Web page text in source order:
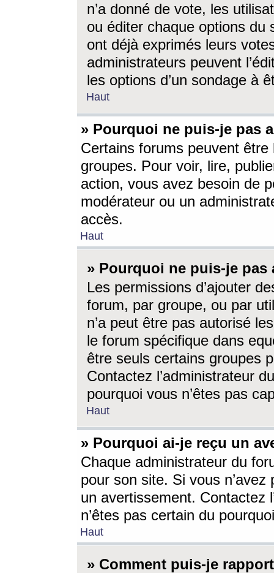
n’a donné de vote, les
ou éditer chaque options du
ont déjà exprimés leurs
administrateurs peuvent
les options d’un sondage à
Haut
» Pourquoi ne puis-je pas
Certains forums peuvent être
groupes. Pour voir, lire,
action, vous avez besoin de
modérateur ou un
accès.
Haut
» Pourquoi ne puis-je
Les permissions d’ajouter
forum, par groupe, ou par
n’a peut être pas autorisé
le forum spécifique dans
être seuls certains groupes
Contactez l’administrateur
pourquoi vous n’êtes pas
Haut
» Pourquoi ai-je reçu un
Chaque administrateur du
pour son site. Si vous
un avertissement. Contactez
n’êtes pas certain du
Haut
» Comment puis-je